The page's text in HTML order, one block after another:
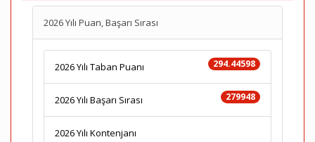
2026 Yılı Puan, Başarı Sırası
294.44598
2026 Yılı Taban Puanı
279948
2026 Yılı Başarı Sırası
2026 Yılı Kontenjanı